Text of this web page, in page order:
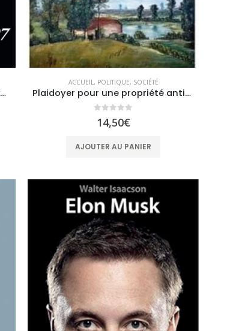
Paroles interdites – Les habits neufs de la censure
ACCUEIL , POLITIQUE, SOCIÉTÉ
Plaidoyer pour une propriété anticapitaliste
14,50€
AJOUTER AU PANIER